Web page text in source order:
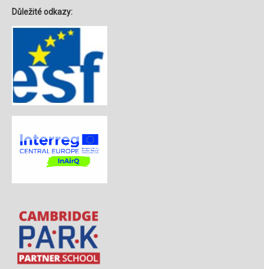
Důležité odkazy: